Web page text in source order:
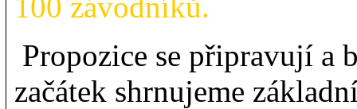
Propozice se připravují a
začátek shrnujeme